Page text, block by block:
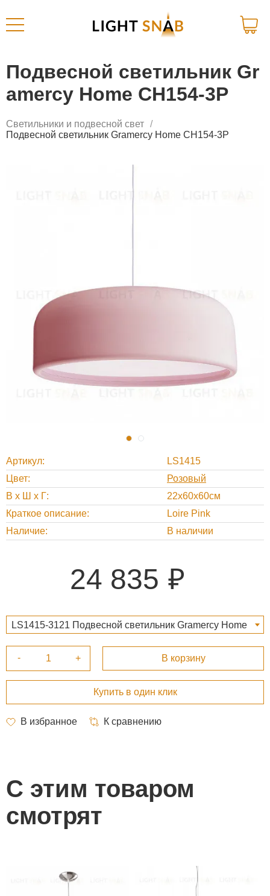
Подвесной светильник Gr
amercy Home CH154-3P
Светильники и подвесной свет
Подвесной светильник Gramercy Home CH154-3P
Артикул
LS1415
Цвет
Розовый
В х Ш х Г
22x60x60см
Краткое описание
Loire Pink
Наличие
В наличии
24 835
LS1415-3121 Подвесной светильник Gramercy Home
С этим товаром
смотрят